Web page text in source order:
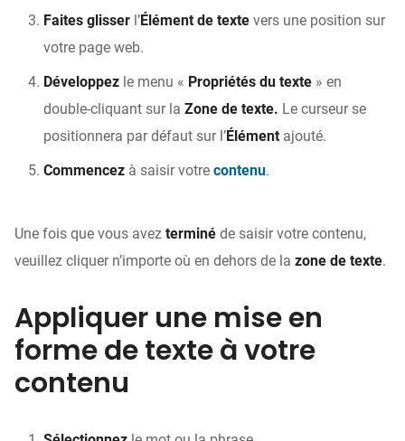
Faites glisser l’Élément de texte vers une position sur
votre page web.
Développez le menu « Propriétés du texte » en
double-cliquant sur la Zone de texte. Le curseur se
positionnera par défaut sur l’Élément ajouté.
Commencez à saisir votre contenu.
Une fois que vous avez terminé de saisir votre contenu,
veuillez cliquer n’importe où en dehors de la zone de texte.
Appliquer une mise en
forme de texte à votre
contenu